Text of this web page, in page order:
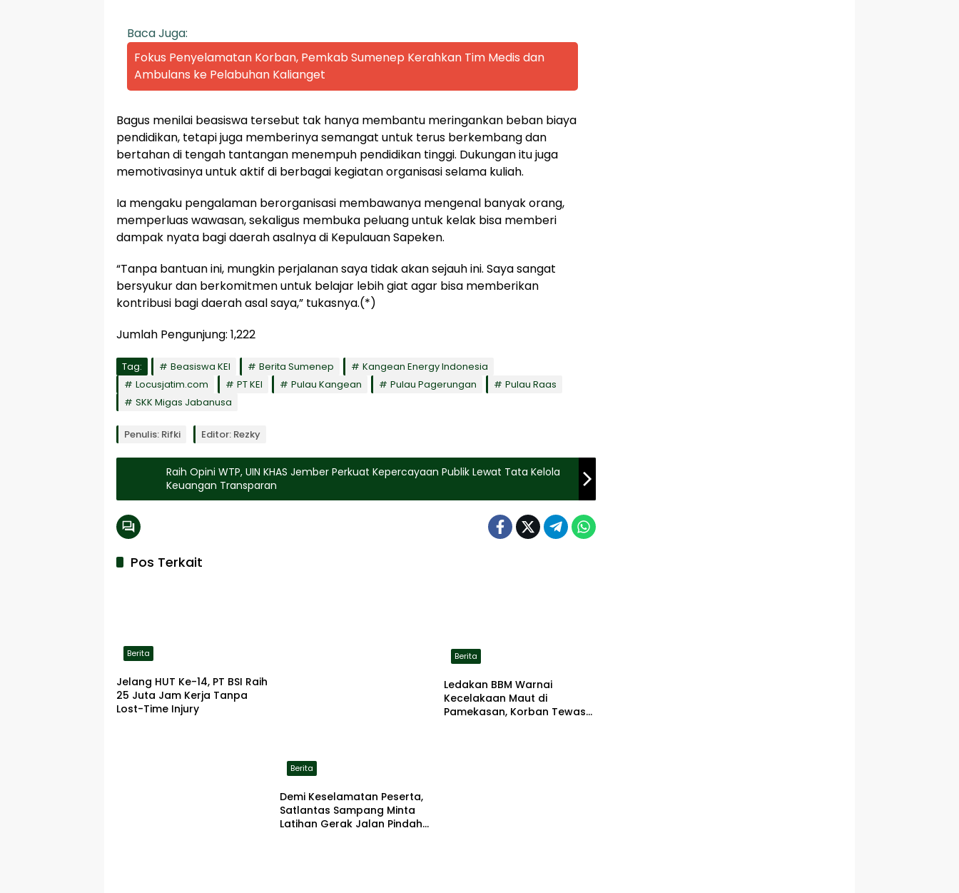
Baca Juga:
Fokus Penyelamatan Korban, Pemkab Sumenep Kerahkan Tim Medis dan
Ambulans ke Pelabuhan Kalianget
Bagus menilai beasiswa tersebut tak hanya membantu meringankan beban biaya
pendidikan, tetapi juga memberinya semangat untuk terus berkembang dan
bertahan di tengah tantangan menempuh pendidikan tinggi. Dukungan itu juga
memotivasinya untuk aktif di berbagai kegiatan organisasi selama kuliah.
Ia mengaku pengalaman berorganisasi membawanya mengenal banyak orang,
memperluas wawasan, sekaligus membuka peluang untuk kelak bisa memberi
dampak nyata bagi daerah asalnya di Kepulauan Sapeken.
“Tanpa bantuan ini, mungkin perjalanan saya tidak akan sejauh ini. Saya sangat
bersyukur dan berkomitmen untuk belajar lebih giat agar bisa memberikan
kontribusi bagi daerah asal saya,” tukasnya.(*)
Jumlah Pengunjung: 1,222
Tag: Beasiswa KEI Berita Sumenep
Kangean Energy Indonesia
Locusjatim.com
PT KEI Pulau Kangean Pulau Pagerungan
Pulau Raas
SKK Migas Jabanusa
Penulis: Rifki Editor: Rezky
Raih Opini WTP, UIN KHAS Jember Perkuat Kepercayaan Publik Lewat Tata Kelola
Keuangan Transparan
Pos Terkait
Berita
Jelang HUT Ke-14, PT BSI Raih
25 Juta Jam Kerja Tanpa
Lost-Time Injury
Berita
Demi Keselamatan Peserta,
Satlantas Sampang Minta
Latihan Gerak Jalan Pindah
Berita
Ledakan BBM Warnai
Kecelakaan Maut di
Pamekasan, Korban Tewas